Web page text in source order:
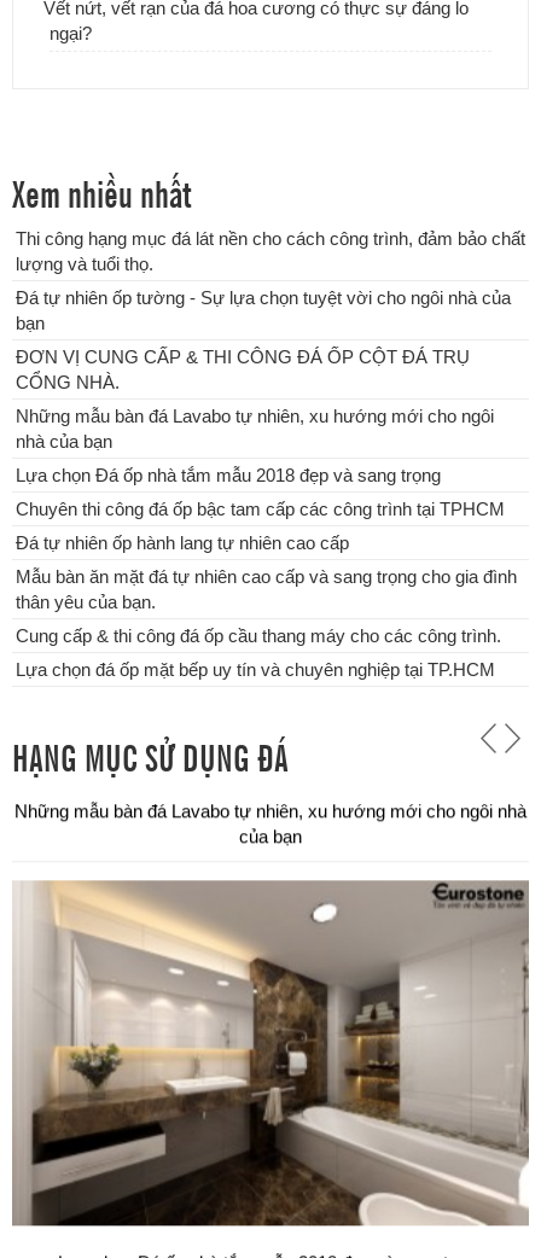
Vết nứt, vết rạn của đá hoa cương có thực sự đáng lo
ngại?
Xem nhiều nhất
Thi công hạng mục đá lát nền cho cách công trình, đảm bảo chất
lượng và tuổi thọ.
Đá tự nhiên ốp tường - Sự lựa chọn tuyệt vời cho ngôi nhà của
bạn
ĐƠN VỊ CUNG CẤP & THI CÔNG ĐÁ ỐP CỘT ĐÁ TRỤ
CỔNG NHÀ.
Những mẫu bàn đá Lavabo tự nhiên, xu hướng mới cho ngôi
nhà của bạn
Lựa chọn Đá ốp nhà tắm mẫu 2018 đẹp và sang trọng
Chuyên thi công đá ốp bậc tam cấp các công trình tại TPHCM
Đá tự nhiên ốp hành lang tự nhiên cao cấp
Mẫu bàn ăn mặt đá tự nhiên cao cấp và sang trọng cho gia đình
thân yêu của bạn.
Cung cấp & thi công đá ốp cầu thang máy cho các công trình.
Lựa chọn đá ốp mặt bếp uy tín và chuyên nghiệp tại TP.HCM
HẠNG MỤC SỬ DỤNG ĐÁ
Lựa chọn Đá ốp nhà tắm mẫu 2018 đẹp và sang trọng
Chuyên thi công đá ốp bậc tam cấp các công trình tại TPHCM
Đá tự nhiên ốp hành lang tự nhiên cao cấp